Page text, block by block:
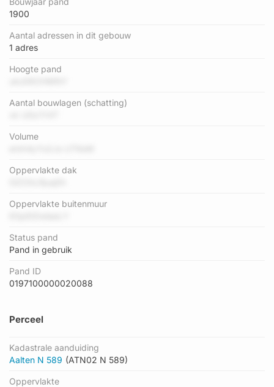
1900
Aantal adressen in dit gebouw
1 adres
Hoogte pand
Aantal bouwlagen (schatting)
Volume
Oppervlakte dak
Oppervlakte buitenmuur
Status pand
Pand in gebruik
Pand ID
0197100000020088
Perceel
Kadastrale aanduiding
Aalten N 589 (ATN02 N 589)
Oppervlakte